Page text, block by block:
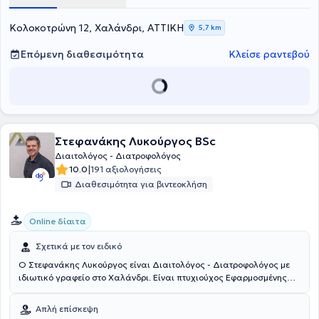
καθημερινότητας.
Κολοκοτρώνη 12, Χαλάνδρι, ΑΤΤΙΚΗ 5,7 km
Επόμενη διαθεσιμότητα Κλείσε ραντεβού
Στεφανάκης Λυκούργος BSc
Διαιτολόγος - Διατροφολόγος
10.0|191 αξιολογήσεις
Διαθεσιμότητα για βιντεοκλήση
Online δίαιτα
Σχετικά με τον ειδικό
Ο Στεφανάκης Λυκούργος είναι Διαιτολόγος - Διατροφολόγος με
ιδιωτικό γραφείο στο Χαλάνδρι. Είναι πτυχιούχος Εφαρμοσμένης
διαπιστευμένος μέλος με ISAK level 1, αφού ολοκλήρωσε το
εκπαιδευτικό πρόγραμμα του International Society for the
Απλή επίσκεψη